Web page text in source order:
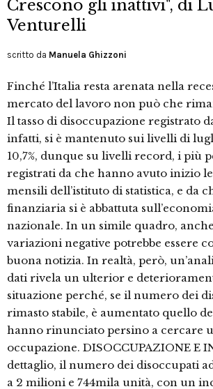
Crescono gli inattivi", di
Venturelli
scritto da Manuela Ghizzoni
Finché l’Italia resta arenata nella
mercato del lavoro non può che
Il tasso di disoccupazione registrato
infatti, si è mantenuto sui livelli di
10,7%, dunque su livelli record, i più
registrati da che hanno avuto inizio
mensili dell’istituto di statistica, e da
finanziaria si è abbattuta
nazionale. In un simile quadro, anche
variazioni negative potrebbe essere
buona notizia. In realtà, però,
dati rivela un ulterior e
situazione perché, se il numero dei
rimasto stabile, è aumentato quello
hanno rinunciato persino a cercare
occupazione. DISOCCUPAZIONE E
dettaglio, il numero dei disoccupati
a 2 milioni e 744mila unità, con un